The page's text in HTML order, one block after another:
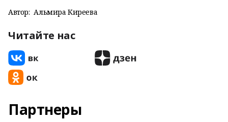
Автор: Альмира Киреева
Читайте нас
Партнеры